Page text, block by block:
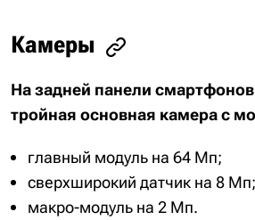
Камеры
На задней панели
тройная основная камера с
главный модуль на 64 Мп;
сверхширокий датчик на 8 Мп;
макро-модуль на 2 Мп.